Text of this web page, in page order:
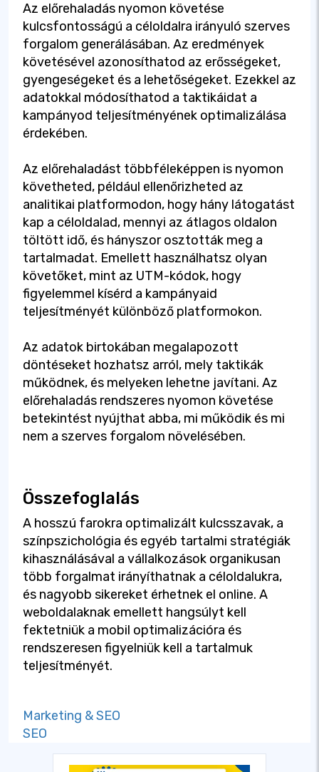
Az előrehaladás nyomon követése
kulcsfontosságú a céloldalra irányuló szerves
forgalom generálásában. Az eredmények
követésével azonosíthatod az erősségeket,
gyengeségeket és a lehetőségeket. Ezekkel az
adatokkal módosíthatod a taktikáidat a
kampányod teljesítményének optimalizálása
érdekében.
Az előrehaladást többféleképpen is nyomon
követheted, például ellenőrizheted az
analitikai platformodon, hogy hány látogatást
kap a céloldalad, mennyi az átlagos oldalon
töltött idő, és hányszor osztották meg a
tartalmadat. Emellett használhatsz olyan
követőket, mint az UTM-kódok, hogy
figyelemmel kísérd a kampányaid
teljesítményét különböző platformokon.
Az adatok birtokában megalapozott
döntéseket hozhatsz arról, mely taktikák
működnek, és melyeken lehetne javítani. Az
előrehaladás rendszeres nyomon követése
betekintést nyújthat abba, mi működik és mi
nem a szerves forgalom növelésében.
Összefoglalás
A hosszú farokra optimalizált kulcsszavak, a
színpszichológia és egyéb tartalmi stratégiák
kihasználásával a vállalkozások organikusan
több forgalmat irányíthatnak a céloldalukra,
és nagyobb sikereket érhetnek el online. A
weboldalaknak emellett hangsúlyt kell
fektetniük a mobil optimalizációra és
rendszeresen figyelniük kell a tartalmuk
teljesítményét.
Marketing & SEO
SEO